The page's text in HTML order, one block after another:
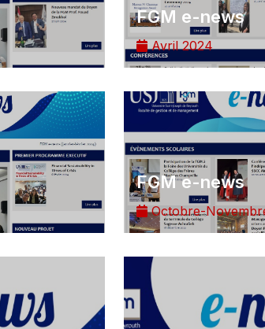
FGM e-news
Avril 2024
FGM e-news
Octobre-